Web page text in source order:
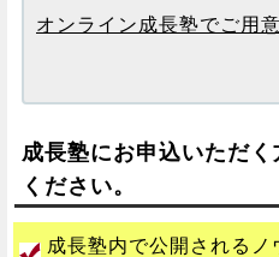
オンライン成長塾でご用
成長塾にお申込いただ
ください。
成長塾内で公開される